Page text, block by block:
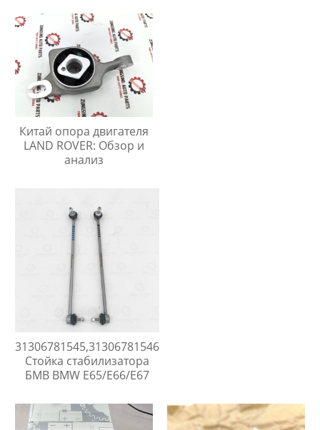
Китай опора двигателя
LAND ROVER: Обзор и
анализ
31306781545,31306781546
Стойка стабилизатора
БМВ BMW E65/E66/E67